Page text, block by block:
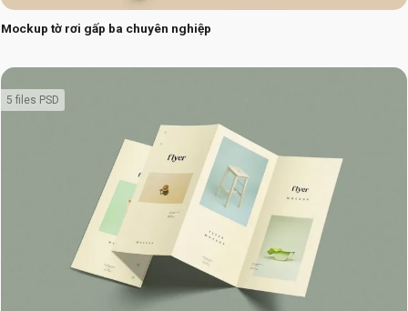
Mockup tờ rơi gấp ba chuyên nghiệp
5 files PSD